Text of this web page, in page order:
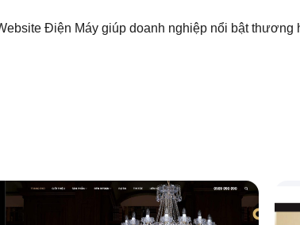
Điện Máy giúp doanh nghiệp nổi bật